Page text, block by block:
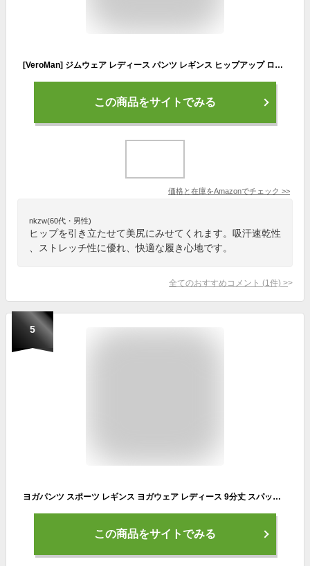
[VeroMan] ジムウェア レディース パンツ レギンス ヒップアップ ロング丈 ハイウエスト ヨガ ppi-lef5 (ブラック,L)
この商品をサイトでみる
価格と在庫をAmazonでチェック >>
nkzw(60代・男性)
ヒップを引き立たせて美尻にみせてくれます。吸汗速乾性
、ストレッチ性に優れ、快適な履き心地です。
全てのおすすめコメント (1 件) >
5
ヨガパンツ スポーツ レギンス ヨガウェア レディース 9分丈 スパッツ タイツ 柄 ホットヨガ ズンバ ジム おしゃれ 桃尻 ５カラー（送料
この商品をサイトでみる